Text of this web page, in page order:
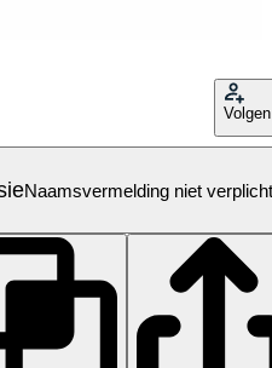
Volgen
Naamsvermelding niet verplicht